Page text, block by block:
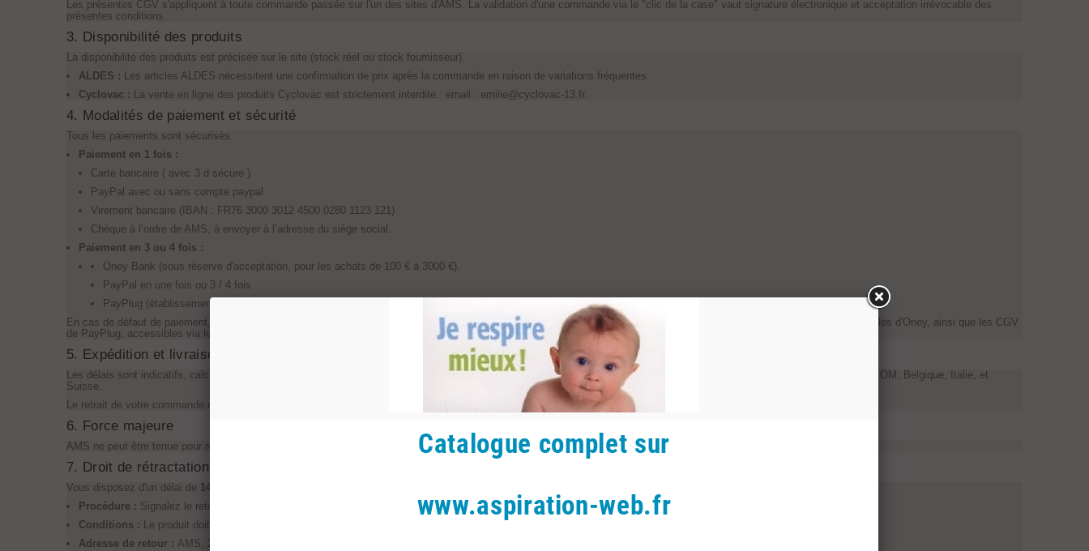
Les présentes CGV s'appliquent à toute commande passée sur l'un des sites d'AMS. La validation d'une commande via le "clic de la case" vaut signature électronique et acceptation irrévocable des
présentes conditions.
3. Disponibilité des produits
La disponibilité des produits est précisée sur le site (stock réel ou stock fournisseur).
ALDES :
Les articles ALDES nécessitent une confirmation de prix après la commande en raison de variations fréquentes.
Cyclovac :
La vente en ligne des produits Cyclovac est strictement interdite. email : emilie@cyclovac-13.fr.
4. Modalités de paiement et sécurité
Tous les paiements sont sécurisés.
Paiement en 1 fois :
Carte bancaire ( avec 3 d sécure )
PayPal avec ou sans compte paypal
Virement bancaire (IBAN : FR76 3000 3012 4500 0280 1123 121)
Chèque à l’ordre de AMS, à envoyer à l’adresse du siège social.
Paiement en 3 ou 4 fois :
Oney Bank (sous réserve d'acceptation, pour les achats de 100 € à 3000 €).
PayPal en une fois ou 3 / 4 fois
PayPlug (établissement agréé Banque de France).
En cas de défaut de paiement, AMS se réserve le droit d'annuler la commande. Des contrôles anti-fraude peuvent être effectués. Le client accepte les CGV et mentions légales d'Oney, ainsi que les CGV
de PayPlug, accessibles via leurs liens respectifs.
5. Expédition et livraison
Les délais sont indicatifs, calculés en jours ouvrés. Ils varient de 24h à 3 semaines en fonction de la disponibilité. La livraison est possible en France métropolitaine, DOM-TOM, Belgique, Italie, et
Suisse.
Le retrait de votre commande est possible,
, à l'adresse du siège social : 29 rue Pierre Semard, 13230 Port-Saint-Louis-du-Rhône.
6. Force majeure
AMS ne peut être tenue pour responsable de l'inexécution d'un contrat due à un cas de force majeure.
7. Droit de rétractation
Vous disposez d'un délai de 14 jours francs
Procédure : Signalez le retour via votre compte client puis contactez-nous.
Conditions :
Le produit doit être neuf, complet, et retourné à vos frais.
Adresse de retour : AMS, 29 rue Pierre Semard, 13230 Port-Saint-Louis-du-Rhône.
Catalogue complet sur
www.aspiration-web.fr